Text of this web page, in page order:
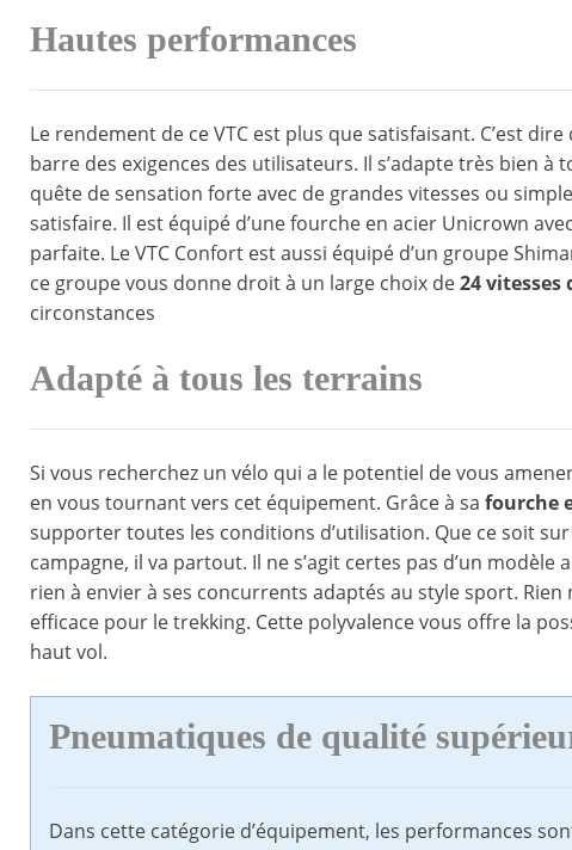
Hautes performances
Le rendement de ce VTC est plus que satisfaisant. C’est
barre des exigences des utilisateurs. Il s’adapte très bien à
quête de sensation forte avec de grandes vitesses ou
satisfaire. Il est équipé d’une fourche en acier Unicrown
parfaite. Le VTC Confort est aussi équipé d’un groupe
ce groupe vous donne droit à un large choix de24 vitesses
circonstances
Adapté à tous les terrains
Si vous recherchez un vélo qui a le potentiel de vous
en vous tournant vers cet équipement. Grâce à sa fourche
supporter toutes les conditions d’utilisation. Que ce soit
campagne, il va partout. Il ne s’agit certes pas d’un
rien à envier à ses concurrents adaptés au style sport.
efficace pour le trekking. Cette polyvalence vous offre la
haut vol.
Pneumatiques de qualité
Dans cette catégorie d’équipement, les performances